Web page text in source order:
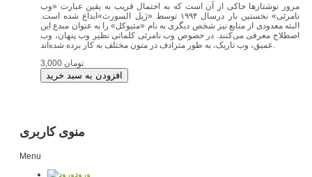
مرور نوشتارها حاکی از آن است که به احتمال قریب به یقین عبارت «وب
نامرئی» نخستین بار درسال ۱۹۹۴ توسط «ژیل السورث»ابداع شده است.
البته معدودی از منابع نیز شخص دیگری به نام «متیوکل» را به عنوان مبدع این
اصطلاح معرفی می‌کنند. در خصوص وب نامرئی کلماتی نظیر وب پنهان،‌ وب
3,000 تومان
منوی کاربری
Menu
ورود